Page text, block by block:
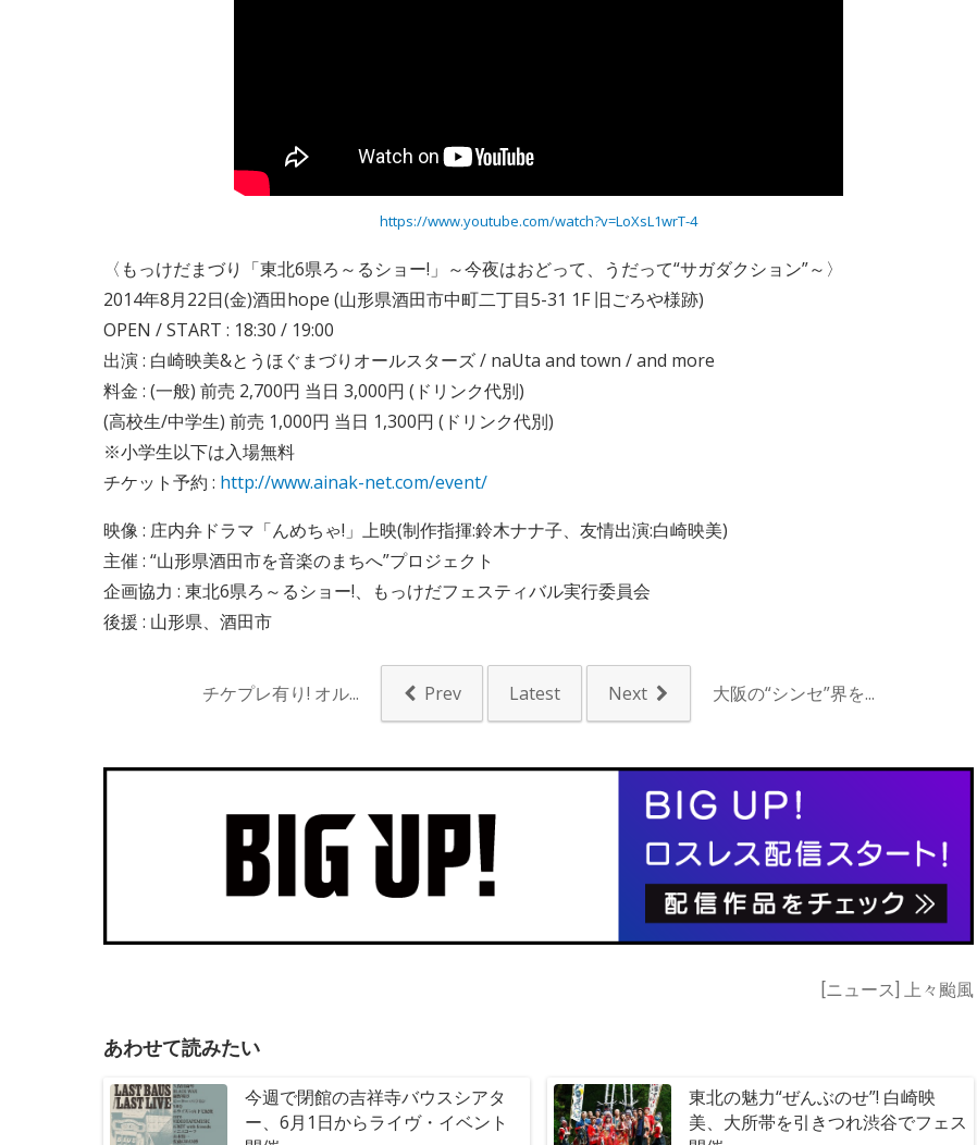
https://www.youtube.com/watch?v=LoXsL1wrT-4
〈もっけだまづり「東北6県ろ～るショー!」～今夜はおどって、うだって“サガダクション”～〉
2014年8月22日(金)酒田hope (山形県酒田市中町二丁目5-31 1F 旧ごろや様跡)
OPEN / START : 18:30 / 19:00
出演 : 白崎映美&とうほぐまづりオールスターズ / naUta and town / and more
料金 : (一般) 前売 2,700円 当日 3,000円 (ドリンク代別)
(高校生/中学生) 前売 1,000円 当日 1,300円 (ドリンク代別)
※小学生以下は入場無料
チケット予約 : http://www.ainak-net.com/event/
映像 : 庄内弁ドラマ「んめちゃ!」上映(制作指揮:鈴木ナナ子、友情出演:白崎映美)
主催 : “山形県酒田市を音楽のまちへ”プロジェクト
企画協力 : 東北6県ろ～るショー!、もっけだフェスティバル実行委員会
後援 : 山形県、酒田市
チケプレ有り! オル... Prev Latest Next 大阪の“シンセ”界を...
[ニュース] 上々颱風
あわせて読みたい
今週で閉館の吉祥寺バウスシアタ
ー、6月1日からライヴ・イベント
東北の魅力“ぜんぶのせ”! 白崎映
美、大所帯を引きつれ渋谷でフェス